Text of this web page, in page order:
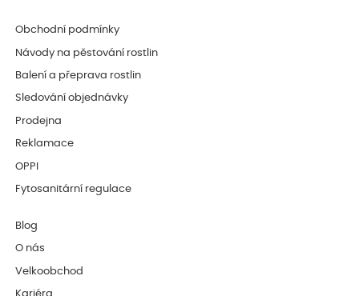
Obchodní podmínky
Návody na pěstování rostlin
Balení a přeprava rostlin
Sledování objednávky
Prodejna
Reklamace
OPPI
Fytosanitární regulace
Blog
O nás
Velkoobchod